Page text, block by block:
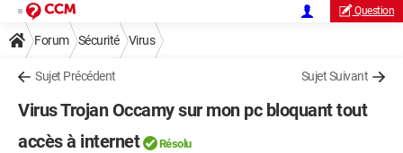
Question
Forum Sécurité Virus
Sujet Précédent Sujet Suivant
Virus Trojan Occamy sur mon pc bloquant tout
accès à internet
Résolu